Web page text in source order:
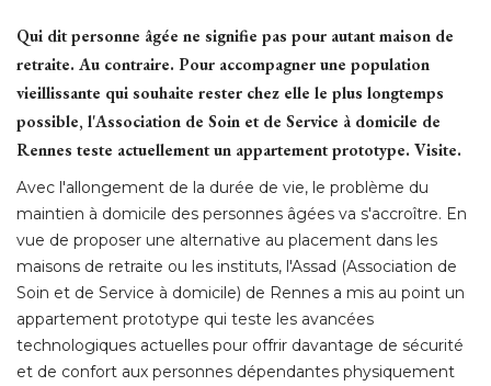
Qui dit personne âgée ne signifie pas pour autant maison de
retraite. Au contraire. Pour accompagner une population
vieillissante qui souhaite rester chez elle le plus longtemps
possible, l'Association de Soin et de Service à domicile de
Rennes teste actuellement un appartement prototype. Visite.
Avec l'allongement de la durée de vie, le problème du
maintien à domicile des personnes âgées va s'accroître. En
vue de proposer une alternative au placement dans les
maisons de retraite ou les instituts, l'Assad (Association de
Soin et de Service à domicile) de Rennes a mis au point un
appartement prototype qui teste les avancées
technologiques actuelles pour offrir davantage de sécurité
et de confort aux personnes dépendantes physiquement